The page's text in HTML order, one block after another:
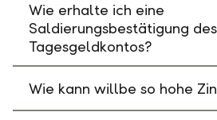
Wie erhalte ich eine
Saldierungsbestätigung des
Tagesgeldkontos?
Wie kann willbe so hohe